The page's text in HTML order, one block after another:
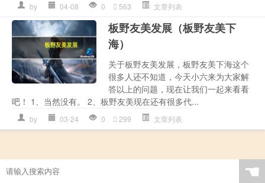
by 04-08 0 563 文章列表
板野友美发展（板野友美下
海）
关于板野友美发展，板野友美下海这个
很多人还不知道，今天小六来为大家解
答以上的问题，现在让我们一起来看看
吧！ 1、当然没有。 2、板野友美现在还有很多代...
by 03-24 0 299 文章列表
☚